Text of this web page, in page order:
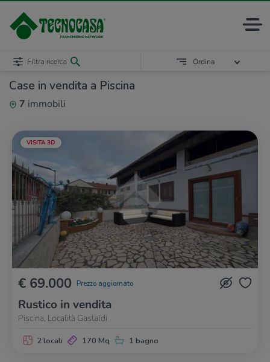
Case in vendita a Piscina
7 immobili
Filtra ricerca Ordina
VISITA 3D
€ 69.000 Prezzo aggiornato
Rustico in vendita
Piscina, Località Gastaldi
2 locali 170 Mq 1 bagno